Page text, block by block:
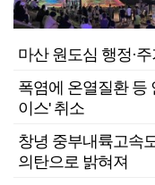
마산 원도심 행정·
폭염에 온열질환 등
이스' 취소
창녕 중부내륙고속
의탄으로 밝혀져